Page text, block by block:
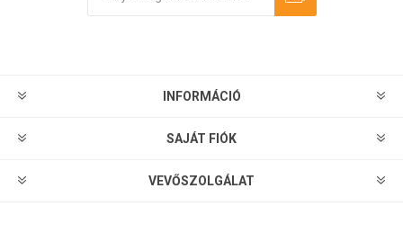
INFORMÁCIÓ
SAJÁT FIÓK
VEVŐSZOLGÁLAT